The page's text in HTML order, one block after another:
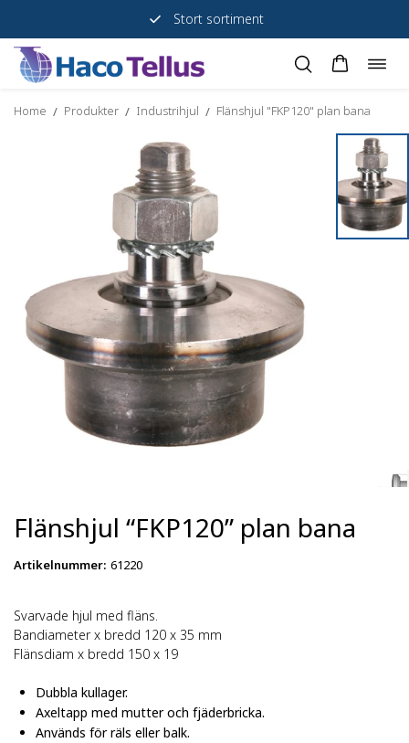
Stort sortiment
Skip
content
Home / Produkter / Industrihjul / Flänshjul "FKP120" plan bana
Flänshjul “FKP120” plan bana
Artikelnummer: 61220
Svarvade hjul med fläns.
Bandiameter x bredd 120 x 35 mm
Flänsdiam x bredd 150 x 19
Dubbla kullager.
Axeltapp med mutter och fjäderbricka.
Används för räls eller balk.